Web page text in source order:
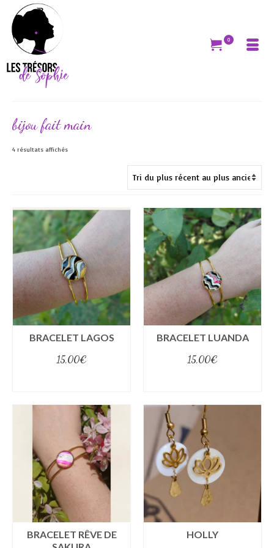
0
bijou fait main
4 résultats affichésTrié
plus
ancien
BRACELET LAGOS
15,00€
BRACELET LUANDA
15,00€
BRACELET RÊVE DE
HOLLY